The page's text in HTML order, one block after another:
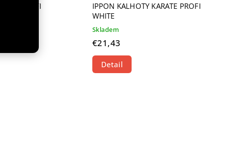
PROFI
IPPON KALHOTY KARATE PROFI
WHITE
Skladem
€21,43
Detail